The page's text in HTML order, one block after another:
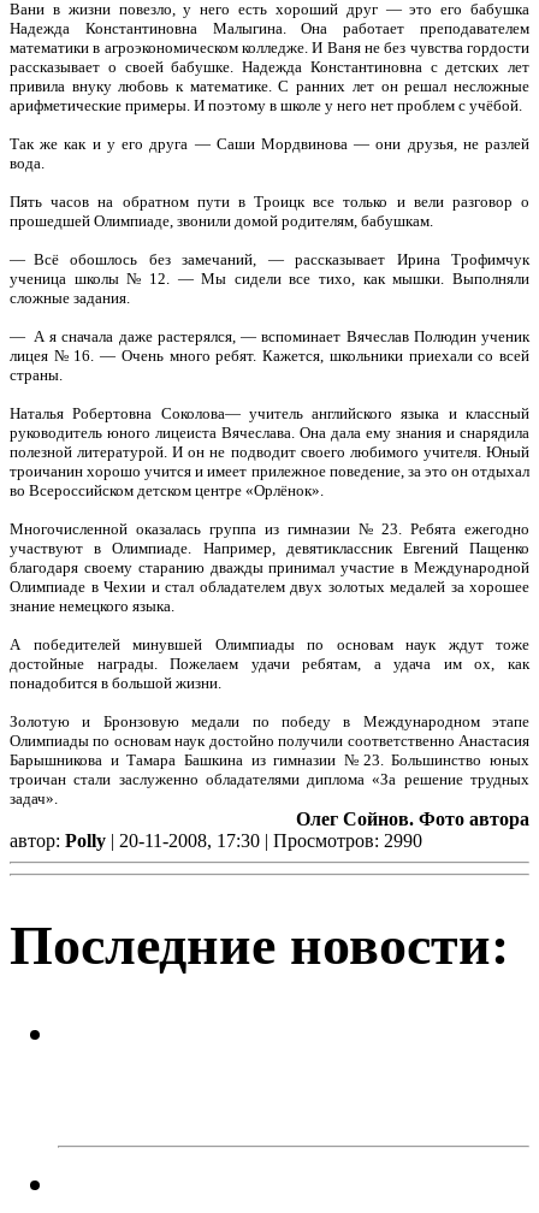
Вани в жизни повезло, у него есть хороший друг — это его бабушка
Надежда Константиновна Малыгина. Она работает преподавателем
математики в агроэкономическом колледже. И Ваня не без чувства гордости
рассказывает о своей бабушке. Надежда Константиновна с детских лет
привила внуку любовь к математике. С ранних лет он решал несложные
арифметические примеры. И поэтому в школе у него нет проблем с учёбой.
Так же как и у его друга — Саши Мордвинова — они друзья, не разлей
вода.
Пять часов на обратном пути в Троицк все только и вели разговор о
прошедшей Олимпиаде, звонили домой родителям, бабушкам.
— Всё обошлось без замечаний, — рассказывает Ирина Трофимчук
ученица школы № 12. — Мы сидели все тихо, как мышки. Выполняли
сложные задания.
— А я сначала даже растерялся, — вспоминает Вячеслав Полюдин ученик
лицея № 16. — Очень много ребят. Кажется, школьники приехали со всей
страны.
Наталья Робертовна Соколова— учитель английского языка и классный
руководитель юного лицеиста Вячеслава. Она дала ему знания и снарядила
полезной литературой. И он не подводит своего любимого учителя. Юный
троичанин хорошо учится и имеет прилежное поведение, за это он отдыхал
во Всероссийском детском центре «Орлёнок».
Многочисленной оказалась группа из гимназии № 23. Ребята ежегодно
участвуют в Олимпиаде. Например, девятиклассник Евгений Пащенко
благодаря своему старанию дважды принимал участие в Международной
Олимпиаде в Чехии и стал обладателем двух золотых медалей за хорошее
знание немецкого языка.
А победителей минувшей Олимпиады по основам наук ждут тоже
достойные награды. Пожелаем удачи ребятам, а удача им ох, как
понадобится в большой жизни.
Золотую и Бронзовую медали по победу в Международном этапе
Олимпиады по основам наук достойно получили соответственно Анастасия
Барышникова и Тамара Башкина из гимназии №23. Большинство юных
троичан стали заслуженно обладателями диплома «За решение трудных
задач».
Олег Сойнов. Фото автора
автор: Polly | 20-11-2008, 17:30 | Просмотров: 2990
Последние новости: